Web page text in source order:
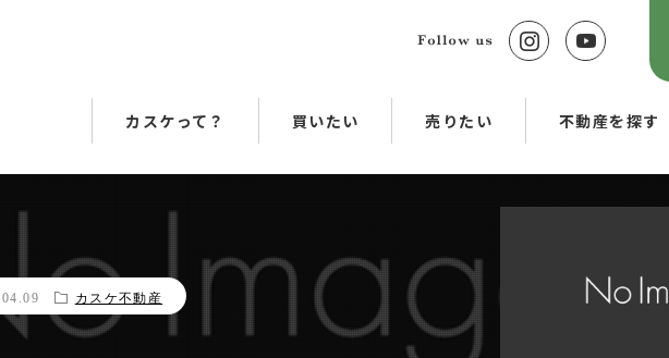
カスケって？ 買いたい 売りたい 不動産を探す
カスケ不動産